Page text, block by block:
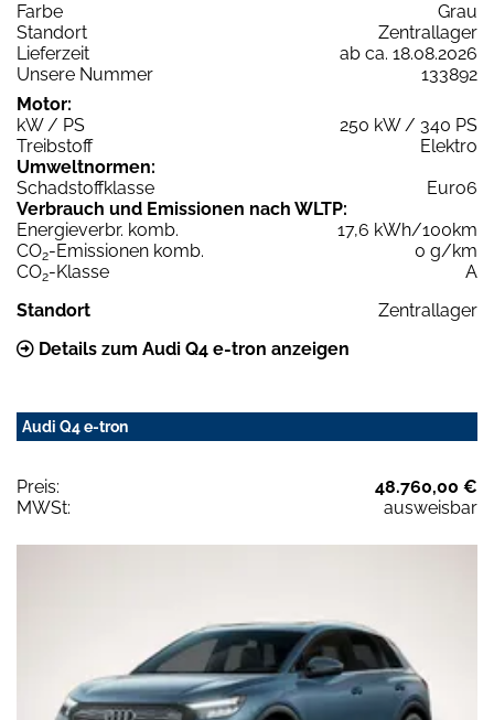
Farbe
Grau
Standort
Zentrallager
Lieferzeit
ab ca. 18.08.2026
Unsere Nummer
133892
Motor:
kW / PS
250 kW / 340 PS
Treibstoff
Elektro
Umweltnormen:
Schadstoffklasse
Euro6
Verbrauch und Emissionen nach WLTP:
Energieverbr. komb.
17,6 kWh/100km
CO2-Emissionen komb.
0 g/km
CO2-Klasse
A
Standort
Zentrallager
Details zum Audi Q4 e-tron anzeigen
Audi Q4 e-tron
Preis:
48.760,00 €
MWSt:
ausweisbar